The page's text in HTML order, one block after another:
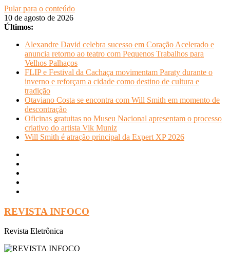
Pular para o conteúdo
10 de agosto de 2026
Últimos:
Alexandre David celebra sucesso em Coração Acelerado e
anuncia retorno ao teatro com Pequenos Trabalhos para
Velhos Palhaços
FLIP e Festival da Cachaça movimentam Paraty durante o
inverno e reforçam a cidade como destino de cultura e
tradição
Otaviano Costa se encontra com Will Smith em momento de
descontração
Oficinas gratuitas no Museu Nacional apresentam o processo
criativo do artista Vik Muniz
Will Smith é atração principal da Expert XP 2026
REVISTA INFOCO
Revista Eletrônica